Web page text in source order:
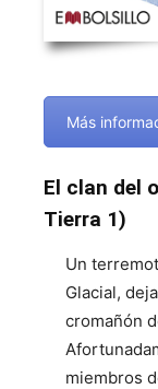
Más
El clan del
Tierra 1)
Un
Glacial,
cromañón
miembros